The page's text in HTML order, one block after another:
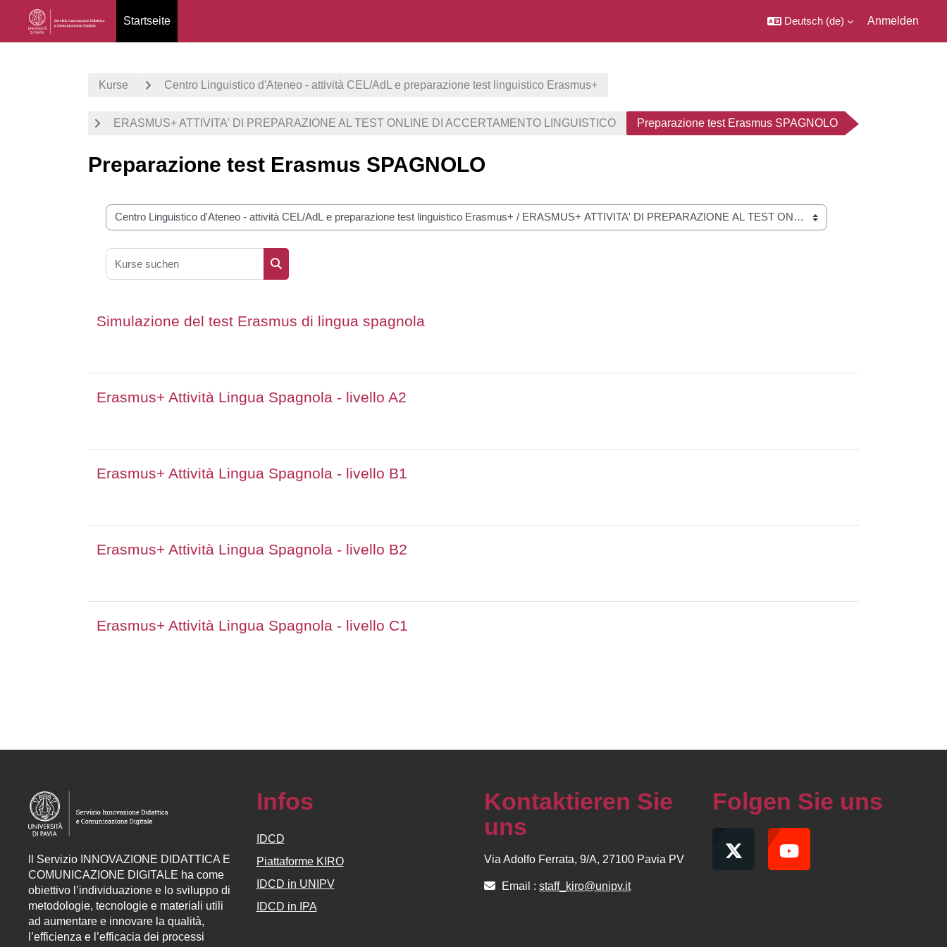
Startseite Deutsch ‎(de)‎ Anmelden
Kurse Centro Linguistico d'Ateneo - attività CEL/AdL e preparazione test linguistico Erasmus+
ERASMUS+ ATTIVITA' DI PREPARAZIONE AL TEST ONLINE DI ACCERTAMENTO LINGUISTICO Preparazione test Erasmus SPAGNOLO
Preparazione test Erasmus SPAGNOLO
Kursbereiche
Kurse suchen
Simulazione del test Erasmus di lingua spagnola
Erasmus+ Attività Lingua Spagnola - livello A2
Erasmus+ Attività Lingua Spagnola - livello B1
Erasmus+ Attività Lingua Spagnola - livello B2
Erasmus+ Attività Lingua Spagnola - livello C1
Servizio INNOVAZIONE DIDATTICA E
COMUNICAZIONE DIGITALE ha come
obiettivo l’individuazione e lo sviluppo di
metodologie, tecnologie e materiali utili
ad aumentare e innovare la qualità,
l’efficienza e l’efficacia dei processi
Infos
IDCD
Piattaforme KIRO
IDCD in UNIPV
IDCD in IPA
Kontaktieren Sie
uns
Via Adolfo Ferrata, 9/A, 27100 Pavia PV
Email : staff_kiro@unipv.it
Folgen Sie uns